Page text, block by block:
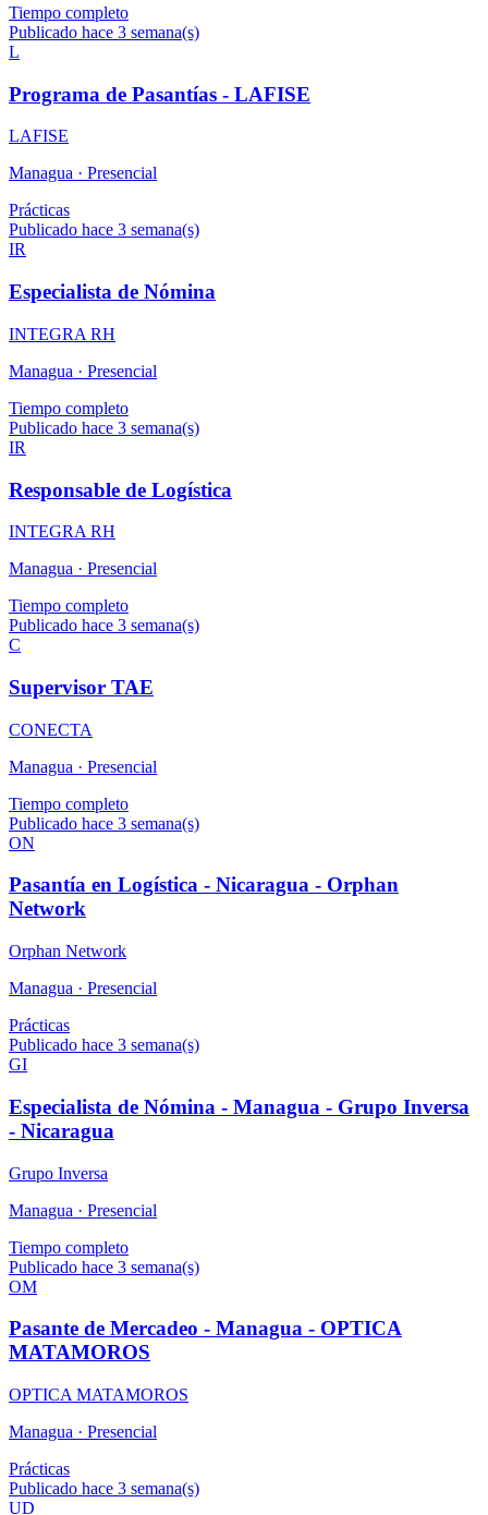
Tiempo completo
Publicado hace 3 semana(s)
L
Programa de Pasantías - LAFISE
LAFISE
Managua · Presencial
Prácticas
Publicado hace 3 semana(s)
IR
Especialista de Nómina
INTEGRA RH
Managua · Presencial
Tiempo completo
Publicado hace 3 semana(s)
IR
Responsable de Logística
INTEGRA RH
Managua · Presencial
Tiempo completo
Publicado hace 3 semana(s)
C
Supervisor TAE
CONECTA
Managua · Presencial
Tiempo completo
Publicado hace 3 semana(s)
ON
Pasantía en Logística - Nicaragua - Orphan
Network
Orphan Network
Managua · Presencial
Prácticas
Publicado hace 3 semana(s)
GI
Especialista de Nómina - Managua - Grupo Inversa
- Nicaragua
Grupo Inversa
Managua · Presencial
Tiempo completo
Publicado hace 3 semana(s)
OM
Pasante de Mercadeo - Managua - OPTICA
MATAMOROS
OPTICA MATAMOROS
Managua · Presencial
Prácticas
Publicado hace 3 semana(s)
UD